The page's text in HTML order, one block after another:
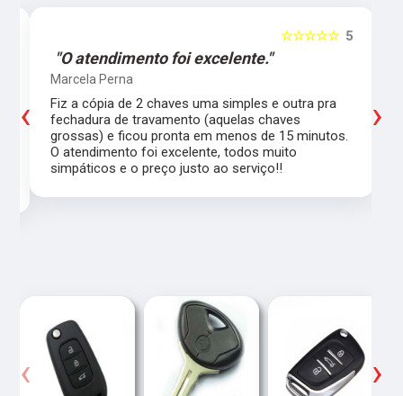
5
☆☆☆☆☆
"O atendimento foi excelente."
Marcela Perna
Fiz a cópia de 2 chaves uma simples e outra pra
fechadura de travamento (aquelas chaves
grossas) e ficou pronta em menos de 15 minutos.
O atendimento foi excelente, todos muito
simpáticos e o preço justo ao serviço!!
‹ ›
‹ ›